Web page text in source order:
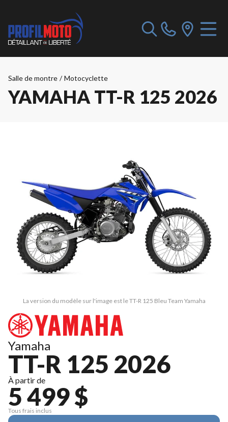
Salle de montre / Motocyclette
YAMAHA TT-R 125 2026
La version du modèle sur l'image est le TT-R 125 Bleu Team Yamaha
Yamaha
TT-R 125 2026
À partir de
5 499 $
Tous frais inclus